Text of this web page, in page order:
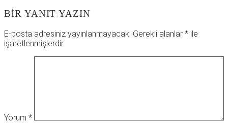
BIR YANIT YAZIN
E-posta adresiniz yayınlanmayacak. Gerekli alanlar * ile
işaretlenmişlerdir
Yorum *